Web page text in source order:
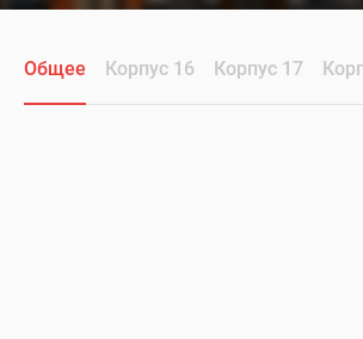
Общее Корпус 16 Корпус 17